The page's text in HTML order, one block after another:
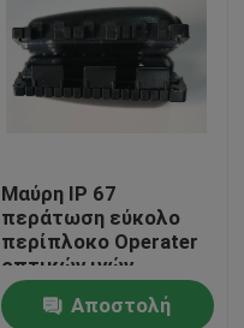
Μαύρη IP 67
περάτωση εύκολο
περίπλοκο Operater
οπτικών ινών
σφραγίδων
πηκτωμάτων TPR
Αποστολή